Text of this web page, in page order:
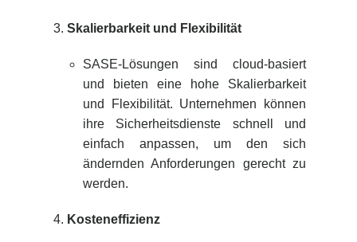
Skalierbarkeit und Flexibilität
SASE-Lösungen sind cloud-basiert
und bieten eine hohe Skalierbarkeit
und Flexibilität. Unternehmen können
ihre Sicherheitsdienste schnell und
einfach anpassen, um den sich
ändernden Anforderungen gerecht zu
werden.
Kosteneffizienz